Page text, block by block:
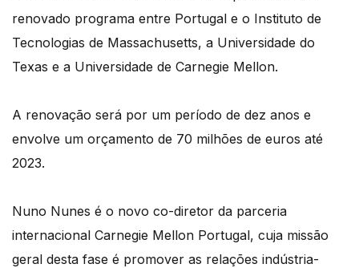
renovado programa entre Portugal e o Instituto de
Tecnologias de Massachusetts, a Universidade do
Texas e a Universidade de Carnegie Mellon.
A renovação será por um período de dez anos e
envolve um orçamento de 70 milhões de euros até
2023.
Nuno Nunes é o novo co-diretor da parceria
internacional Carnegie Mellon Portugal, cuja missão
geral desta fase é promover as relações indústria-